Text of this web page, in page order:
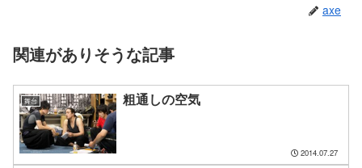
axe
関連がありそうな記事
舞台 粗通しの空気
2014.07.27